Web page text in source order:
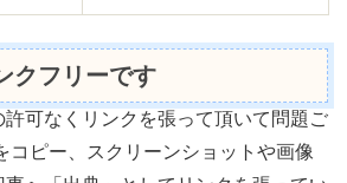
クフリーです
可なくリンクを張って頂いて問題ご
コピー、スクリーンショットや画像